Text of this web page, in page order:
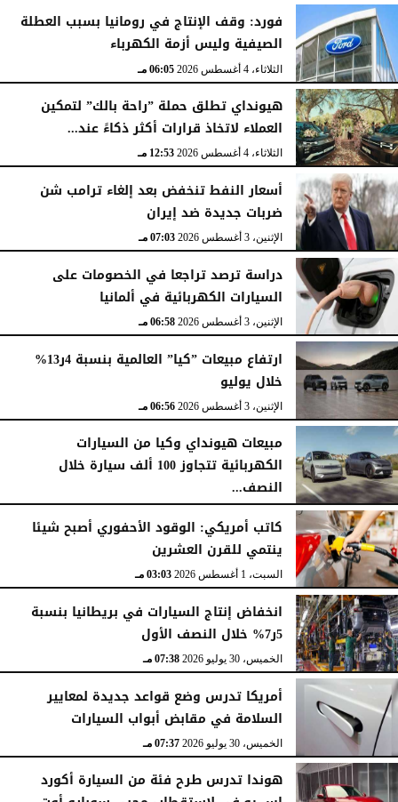
الثلاثاء، 4 أغسطس 2026 06:06 مـ
فورد: وقف الإنتاج في رومانيا بسبب العطلة
الصيفية وليس أزمة الكهرباء
الثلاثاء، 4 أغسطس 2026 06:05 مـ
هيونداي تطلق حملة ”راحة بالك” لتمكين
العملاء لاتخاذ قرارات أكثر ذكاءً عند...
الثلاثاء، 4 أغسطس 2026 12:53 مـ
أسعار النفط تنخفض بعد إلغاء ترامب شن
ضربات جديدة ضد إيران
الإثنين، 3 أغسطس 2026 07:03 مـ
دراسة ترصد تراجعا في الخصومات على
السيارات الكهربائية في ألمانيا
الإثنين، 3 أغسطس 2026 06:58 مـ
ارتفاع مبيعات ”كيا” العالمية بنسبة 4ر13%
خلال يوليو
الإثنين، 3 أغسطس 2026 06:56 مـ
مبيعات هيونداي وكيا من السيارات
الكهربائية تتجاوز 100 ألف سيارة خلال
النصف...
الأحد، 2 أغسطس 2026 06:17 مـ
كاتب أمريكي: الوقود الأحفوري أصبح شيئا
ينتمي للقرن العشرين
السبت، 1 أغسطس 2026 03:03 مـ
انخفاض إنتاج السيارات في بريطانيا بنسبة
5ر7% خلال النصف الأول
الخميس، 30 يوليو 2026 07:38 مـ
أمريكا تدرس وضع قواعد جديدة لمعايير
السلامة في مقابض أبواب السيارات
الخميس، 30 يوليو 2026 07:37 مـ
هوندا تدرس طرح فئة من السيارة أكورد